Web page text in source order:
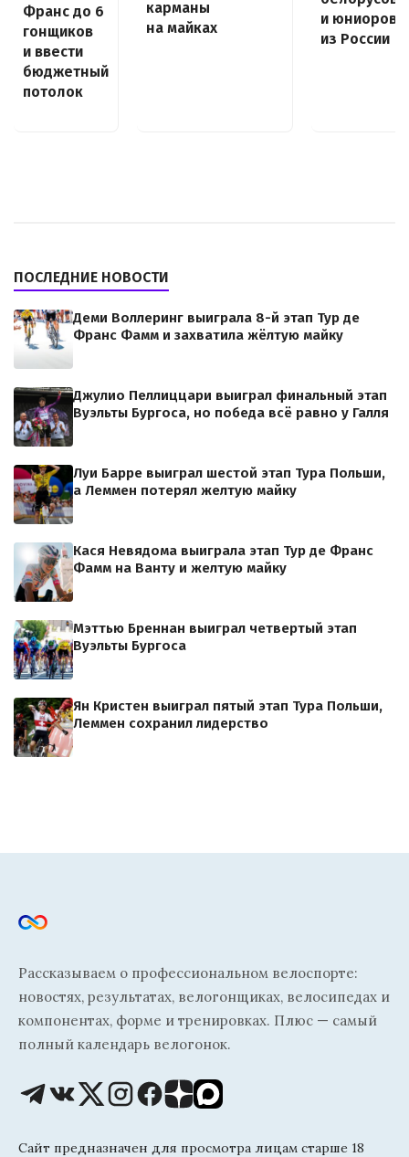
Франс до 6
гонщиков
и ввести
бюджетный
потолок
карманы
на майках
и юниоров
из России
ПОСЛЕДНИЕ НОВОСТИ
Деми Воллеринг выиграла 8-й этап Тур де
Франс Фамм и захватила жёлтую майку
Джулио Пеллиццари выиграл финальный этап
Вуэльты Бургоса, но победа всё равно у Галля
Луи Барре выиграл шестой этап Тура Польши,
а Леммен потерял желтую майку
Кася Невядома выиграла этап Тур де Франс
Фамм на Ванту и желтую майку
Мэттью Бреннан выиграл четвертый этап
Вуэльты Бургоса
Ян Кристен выиграл пятый этап Тура Польши,
Леммен сохранил лидерство
Рассказываем о профессиональном велоспорте:
новостях, результатах, велогонщиках, велосипедах и
компонентах, форме и тренировках. Плюс — самый
полный календарь велогонок.
Сайт предназначен для просмотра лицам старше 18